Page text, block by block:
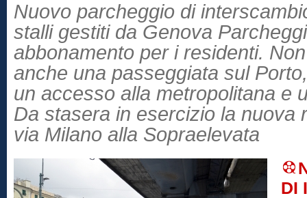
Nuovo parcheggio di
stalli gestiti da Genova
abbonamento per i residenti.
anche una passeggiata sul
un accesso alla metropolitana e
Da stasera in esercizio la nuova
via Milano alla Sopraelevata
DI